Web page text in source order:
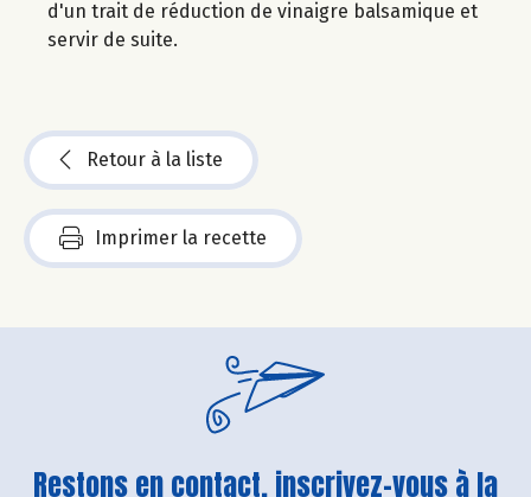
d'un trait de réduction de vinaigre balsamique et
servir de suite.
Retour à la liste
Imprimer la recette
Restons en contact, inscrivez-vous à la